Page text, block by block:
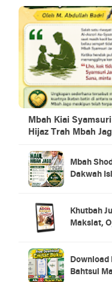
Mbah Kiai
Hijaz Trah Mbah
Mbah
Dakwah
Khutbah
Maksiat,
Download
Bahtsul